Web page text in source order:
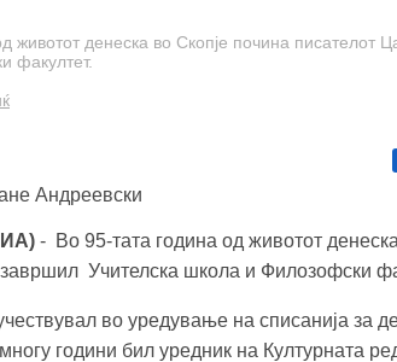
животот денеска во Скопје почина
факултет.
- Во 95-тата година од животот
Учителска школа и Филозофски
во уредување на списанија за
години бил уредник на Културната